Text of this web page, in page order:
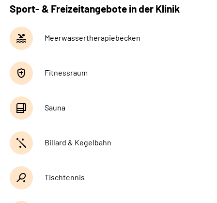
Suche
Leichte Sprache
Gebärdensprache
Sport- & Freizeitangebote in der Klinik
Meerwassertherapiebecken
Fitnessraum
Sauna
Billard & Kegelbahn
Tischtennis